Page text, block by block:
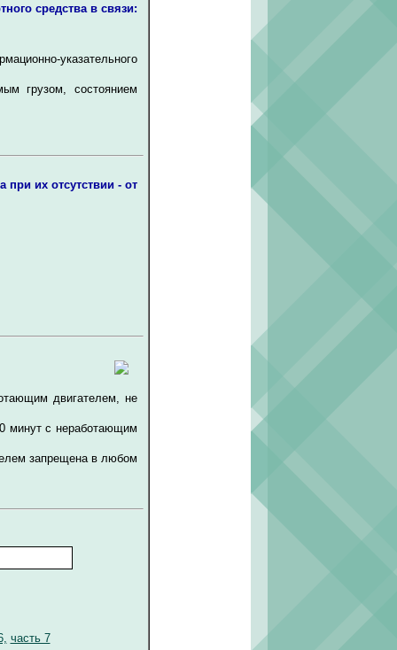
средства в связи:
указательного
грузом, состоянием
при их отсутствии - от
двигателем, не
минут с неработающим
запрещена в любом
часть 7